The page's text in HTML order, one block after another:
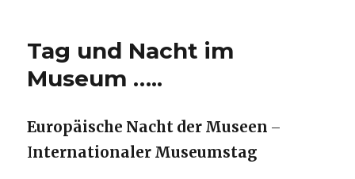
Tag und Nacht im
Museum …..
Europäische Nacht der Museen –
Internationaler Museumstag